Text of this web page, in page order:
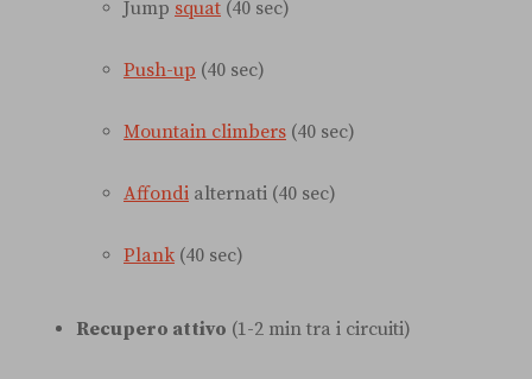
Jump squat (40 sec)
Push-up (40 sec)
Mountain climbers (40 sec)
Affondi alternati (40 sec)
Plank (40 sec)
Recupero attivo (1-2 min tra i circuiti)